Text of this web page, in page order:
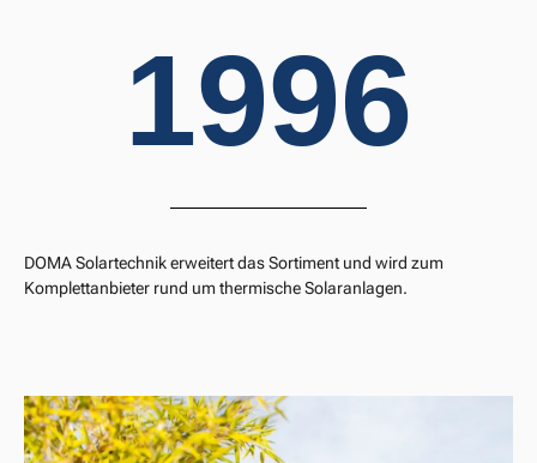
1996
DOMA Solartechnik erweitert das Sortiment und wird zum
Komplettanbieter rund um thermische Solaranlagen.